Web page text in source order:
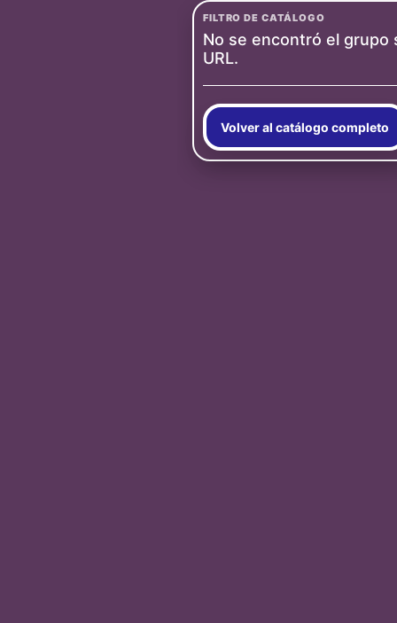
FILTRO DE CATÁLOGO
No se encontró el grupo
URL.
Volver al catálogo completo